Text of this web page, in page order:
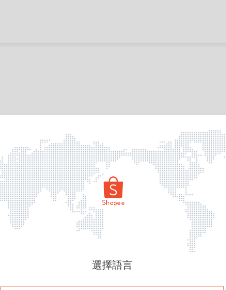
頁面無法顯示
選擇語言